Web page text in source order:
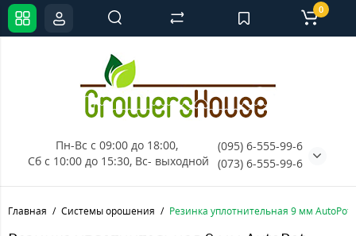
Пн-Вс с 09:00 до 18:00,
Сб с 10:00 до 15:30, Вс- выходной
(095) 6-555-99-6
(073) 6-555-99-6
0
Главная Системы орошения Резинка уплотнительная 9 мм AutoPot